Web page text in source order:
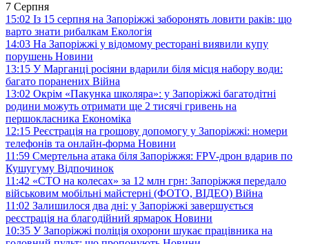
7 Серпня
15:02 Із 15 серпня на Запоріжжі заборонять ловити раків: що
варто знати рибалкам Екологія
14:03 На Запоріжжі у відомому ресторані виявили купу
порушень Новини
13:15 У Марганці росіяни вдарили біля місця набору води:
багато поранених Війна
13:02 Окрім «Пакунка школяра»: у Запоріжжі багатодітні
родини можуть отримати ще 2 тисячі гривень на
першокласника Економіка
12:15 Реєстрація на грошову допомогу у Запоріжжі: номери
телефонів та онлайн-форма Новини
11:59 Смертельна атака біля Запоріжжя: FPV-дрон вдарив по
Кушугуму Відпочинок
11:42 «СТО на колесах» за 12 млн грн: Запоріжжя передало
військовим мобільні майстерні (ФОТО, ВІДЕО) Війна
11:02 Залишилося два дні: у Запоріжжі завершується
реєстрація на благодійний ярмарок Новини
10:35 У Запоріжжі поліція охорони шукає працівника на